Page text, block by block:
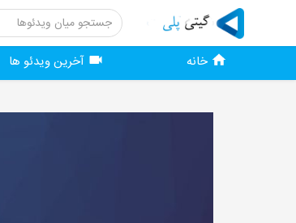
خانه آخرین ویدئو ها